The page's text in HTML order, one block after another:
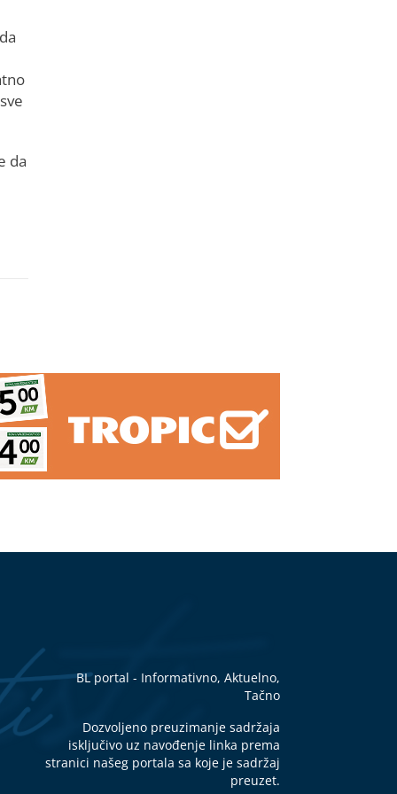
da
BL portal - Informativno, Aktuelno,
Tačno
Dozvoljeno preuzimanje sadržaja
isključivo uz navođenje linka prema
stranici našeg portala sa koje je sadržaj
preuzet.